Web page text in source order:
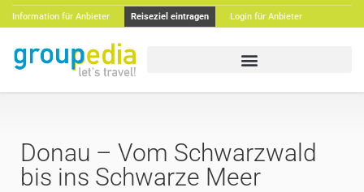
Information für Anbieter Reiseziel eintragen Login für Anbieter
Donau – Vom Schwarzwald
bis ins Schwarze Meer